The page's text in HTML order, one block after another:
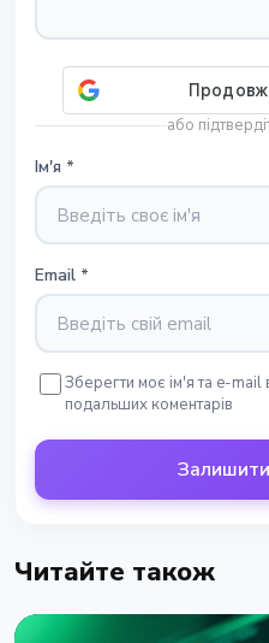
або
Ім'я *
Email *
Зберегти моє ім'я та e-mail
подальших коментарів
Читайте також